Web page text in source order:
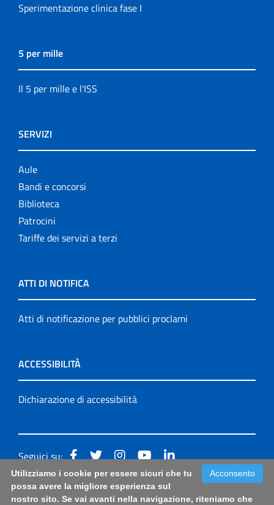
Sperimentazione clinica fase I
5 per mille
Il 5 per mille e l'ISS
SERVIZI
Aule
Bandi e concorsi
Biblioteca
Patrocini
Tariffe dei servizi a terzi
ATTI DI NOTIFICA
Atti di notificazione per pubblici proclami
ACCESSIBILITÀ
Dichiarazione di accessibilità
Seguici su:
Accessibilità: form di segnalazione di prima istanza per
questa pagina|Note Legali | Sitemap
Acconsento
Utilizziamo i cookie per essere sicuri che tu
possa avere la migliore esperienza sul
nostro sito. Se vai avanti nella navigazione, riteniamo che